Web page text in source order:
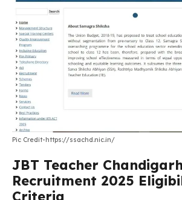
Pic Credit-https://ssachd.nic.in/
JBT Teacher Chandigarh
Recruitment 2025
Criteria